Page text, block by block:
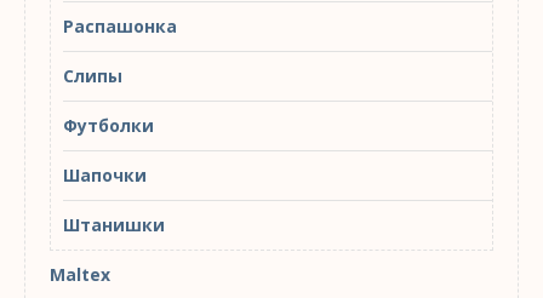
Распашонка
Слипы
Футболки
Шапочки
Штанишки
Maltex